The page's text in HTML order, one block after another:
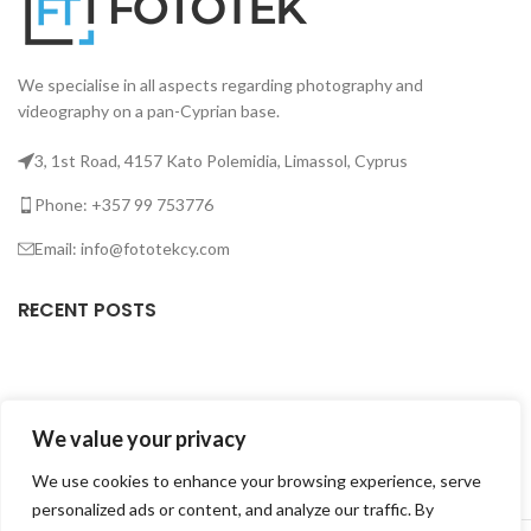
We value your privacy
We use cookies to enhance your browsing experience, serve
personalized ads or content, and analyze our traffic. By
We specialise in all aspects regarding photography and
videography on a pan-Cyprian base.
3, 1st Road, 4157 Kato Polemidia, Limassol, Cyprus
Phone: +357 99 753776
Email: info@fototekcy.com
RECENT POSTS
PRODUCT CATEGORIES